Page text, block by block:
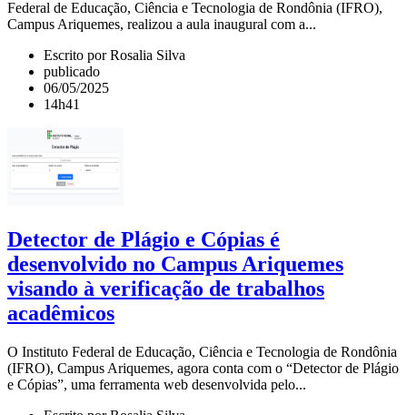
Federal de Educação, Ciência e Tecnologia de Rondônia (IFRO),
Campus Ariquemes, realizou a aula inaugural com a...
Escrito por Rosalia Silva
publicado
06/05/2025
14h41
Detector de Plágio e Cópias é
desenvolvido no Campus Ariquemes
visando à verificação de trabalhos
acadêmicos
O Instituto Federal de Educação, Ciência e Tecnologia de Rondônia
(IFRO), Campus Ariquemes, agora conta com o “Detector de Plágio
e Cópias”, uma ferramenta web desenvolvida pelo...